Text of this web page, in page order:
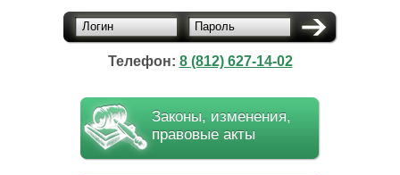
Логин Пароль
Телефон: 8 (812) 627-14-02
Законы, изменения,
правовые акты